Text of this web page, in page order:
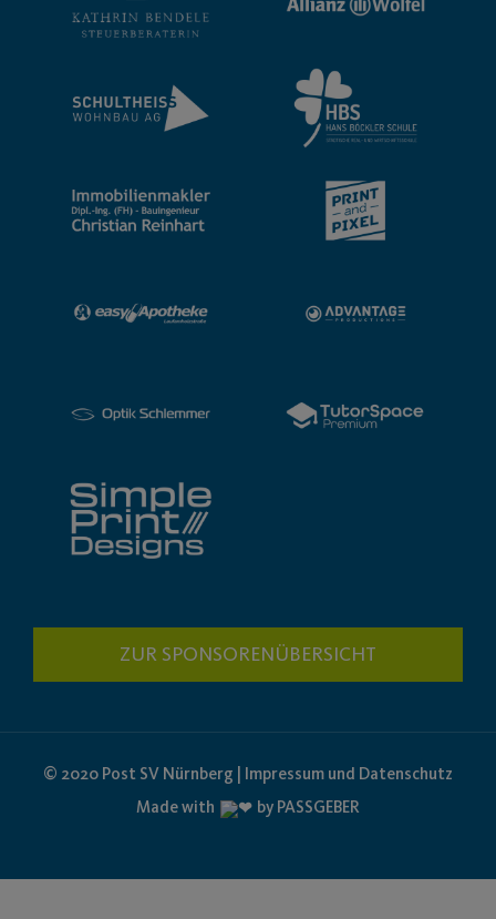
ZUR SPONSORENÜBERSICHT
© 2020 Post SV Nürnberg | Impressum und Datenschutz
Made with
by PASSGEBER